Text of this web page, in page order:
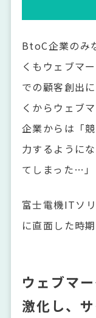
BtoC企業のみ
くもウェブマ
での顧客創出
くからウェブ
企業からは「
力するように
てしまった…」
富士電機ITソ
に直面した時
ウェブマ
激化し、